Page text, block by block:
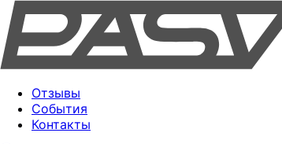
Отзывы
События
Контакты